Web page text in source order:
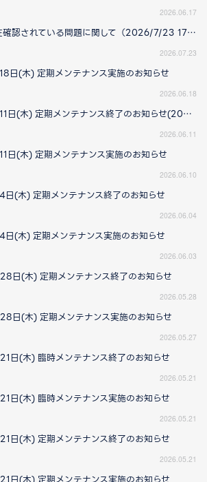
2026.06.17
現在確認されている問題に関して（2026/7/23 17:00更新）
2026.07.23
日(木) 定期メンテナンス実施のお知らせ
2026.06.18
6月11日(木) 定期メンテナンス終了のお知らせ(2026/6/11 15:20更新)
2026.06.11
日(木) 定期メンテナンス実施のお知らせ
2026.06.10
日(木) 定期メンテナンス終了のお知らせ
2026.06.04
日(木) 定期メンテナンス実施のお知らせ
2026.06.03
日(木) 定期メンテナンス終了のお知らせ
2026.05.28
日(木) 定期メンテナンス実施のお知らせ
2026.05.27
日(木) 臨時メンテナンス終了のお知らせ
2026.05.21
日(木) 臨時メンテナンス実施のお知らせ
2026.05.21
日(木) 定期メンテナンス終了のお知らせ
2026.05.21